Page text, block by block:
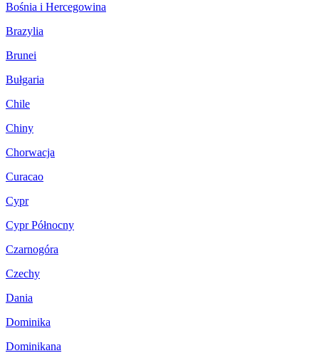
Bośnia i Hercegowina
Brazylia
Brunei
Bułgaria
Chile
Chiny
Chorwacja
Curacao
Cypr
Cypr Północny
Czarnogóra
Czechy
Dania
Dominika
Dominikana